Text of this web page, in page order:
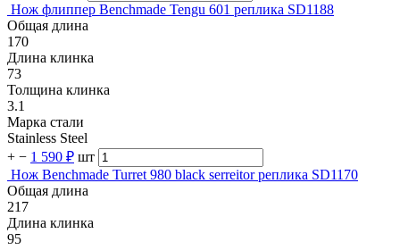
Нож флиппер Benchmade Tengu 601 реплика SD1188
Общая длина
170
Длина клинка
73
Толщина клинка
3.1
Марка стали
Stainless Steel
+ − 1 590 ₽ шт
Нож Benchmade Turret 980 black serreitor реплика SD1170
Общая длина
217
Длина клинка
95